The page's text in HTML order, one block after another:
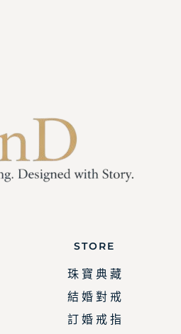
STORE
珠 寶 典 藏
結 婚 對 戒
訂 婚 戒 指